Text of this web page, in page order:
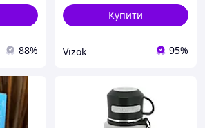
88%
Купити
Vizok 95%